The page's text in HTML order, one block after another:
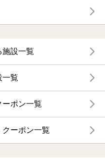
施設一覧
一覧
ーポン一覧
ーポン一覧